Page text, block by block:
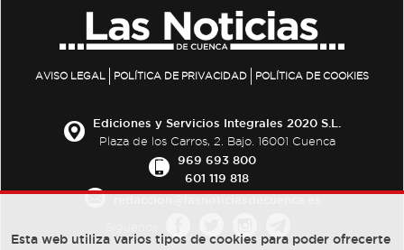
AVISO LEGAL POLÍTICA DE PRIVACIDAD POLÍTICA DE COOKIES
Ediciones y Servicios Integrales 2020 S.L.
Plaza de los Carros, 2. Bajo. 16001 Cuenca
969 693 800
601 119 818
Esta web utiliza varios tipos de cookies para poder ofrecerte